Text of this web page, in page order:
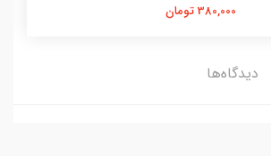
380,000 تومان
دیدگاه‌ها